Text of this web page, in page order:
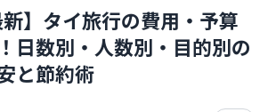
新】タイ旅行の費用・予算
日数別・人数別・目的別の
と節約術